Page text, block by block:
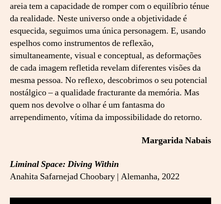
areia tem a capacidade de romper com o equilíbrio ténue
da realidade. Neste universo onde a objetividade é
esquecida, seguimos uma única personagem. E, usando
espelhos como instrumentos de reflexão,
simultaneamente, visual e conceptual, as deformações
de cada imagem refletida revelam diferentes visões da
mesma pessoa. No reflexo, descobrimos o seu potencial
nostálgico – a qualidade fracturante da memória. Mas
quem nos devolve o olhar é um fantasma do
arrependimento, vítima da impossibilidade do retorno.
Margarida Nabais
Liminal Space: Diving Within
Anahita Safarnejad Choobary | Alemanha, 2022